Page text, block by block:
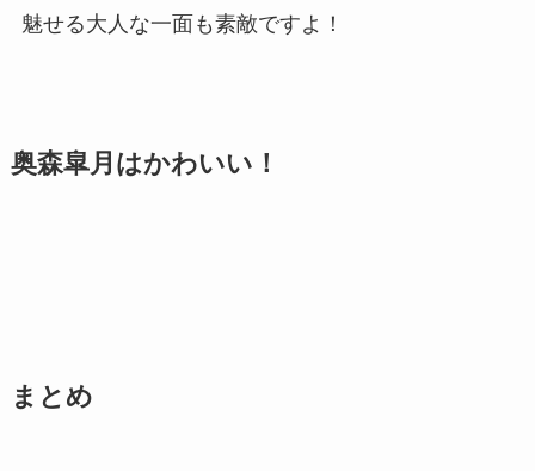
魅せる大人な一面も素敵ですよ！
奥森皐月はかわいい！
まとめ